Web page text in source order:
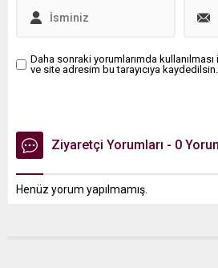
Daha sonraki yorumlarımda
ve site adresim bu tarayıcıya kaydedilsin.
Ziyaretçi Yorumları - 0
Henüz yorum yapılmamış.